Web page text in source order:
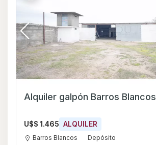
Alquiler galpón Barros Blancos
U$S 1.465 ALQUILER
Barros Blancos Depósito